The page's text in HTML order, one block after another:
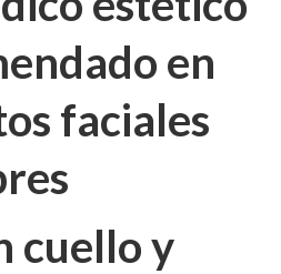
cuello y